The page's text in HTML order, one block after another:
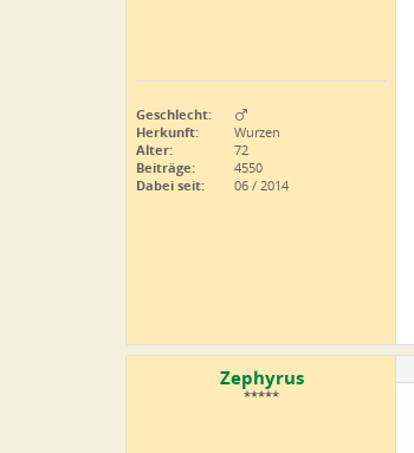
Geschlecht:
Herkunft:
Wurzen
Alter:
72
Beiträge:
4550
Dabei seit:
06 / 2014
Zephyrus
*****